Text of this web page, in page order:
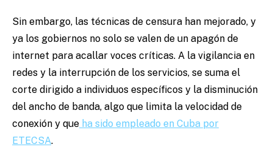
Sin embargo, las técnicas de censura han mejorado, y
ya los gobiernos no solo se valen de un apagón de
internet para acallar voces críticas. A la vigilancia en
redes y la interrupción de los servicios, se suma el
corte dirigido a individuos específicos y la disminución
del ancho de banda, algo que limita la velocidad de
conexión y que ha sido empleado en Cuba por
ETECSA.